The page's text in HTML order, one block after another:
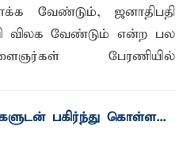
வேண்டும், ஜனாதிபதி
விலக வேண்டும் என்ற பல
பேரணியில்